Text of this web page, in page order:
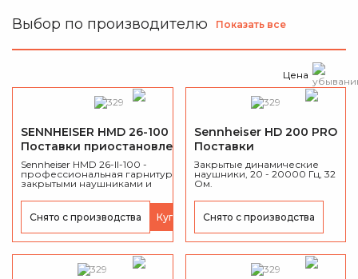
Выбор по производителю Показать все
Цена
SENNHEISER HMD 26-100
Поставки приостановлены
Sennheiser HMD 26-II-100 -
профессиональная гарнитура с
закрытыми наушниками и
Снято с производства
Купить
Sennheiser HD 200 PRO
Поставки
приостановлены
Закрытые динамические
наушники, 20 - 20000 Гц, 32
Ом.
Снято с производства